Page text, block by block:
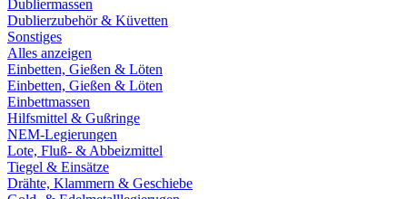
Dubliermassen
Dublierzubehör & Küvetten
Sonstiges
Alles anzeigen
Einbetten, Gießen & Löten
Einbetten, Gießen & Löten
Einbettmassen
Hilfsmittel & Gußringe
NEM-Legierungen
Lote, Fluß- & Abbeizmittel
Tiegel & Einsätze
Drähte, Klammern & Geschiebe